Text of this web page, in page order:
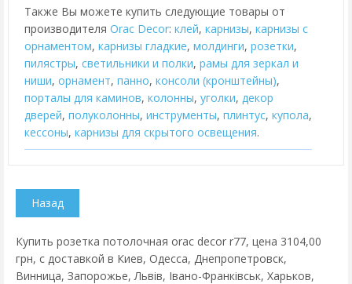
Также Вы можете купить следующие товары от
производителя Orac Decor: клей, карнизы, карнизы с
орнаментом, карнизы гладкие, молдинги, розетки,
пилястры, cветильники и полки, рамы для зеркал и
ниши, орнамент, панно, консоли (кронштейны),
порталы для каминов, колонны, уголки, декор
дверей, полуколонны, инструменты, плинтус, купола,
кессоны, карнизы для скрытого освещения.
Купить розетка потолочная orac decor r77, цена 3104,00
грн, с доставкой в Киев, Одесса, Днепропетровск,
Винница, Запорожье, Львів, Івано-Франківськ, Харьков,